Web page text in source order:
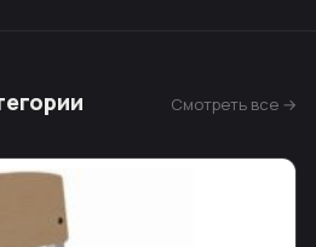
Смотреть все →